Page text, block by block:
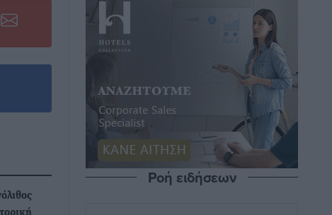
Ροή ειδήσεων